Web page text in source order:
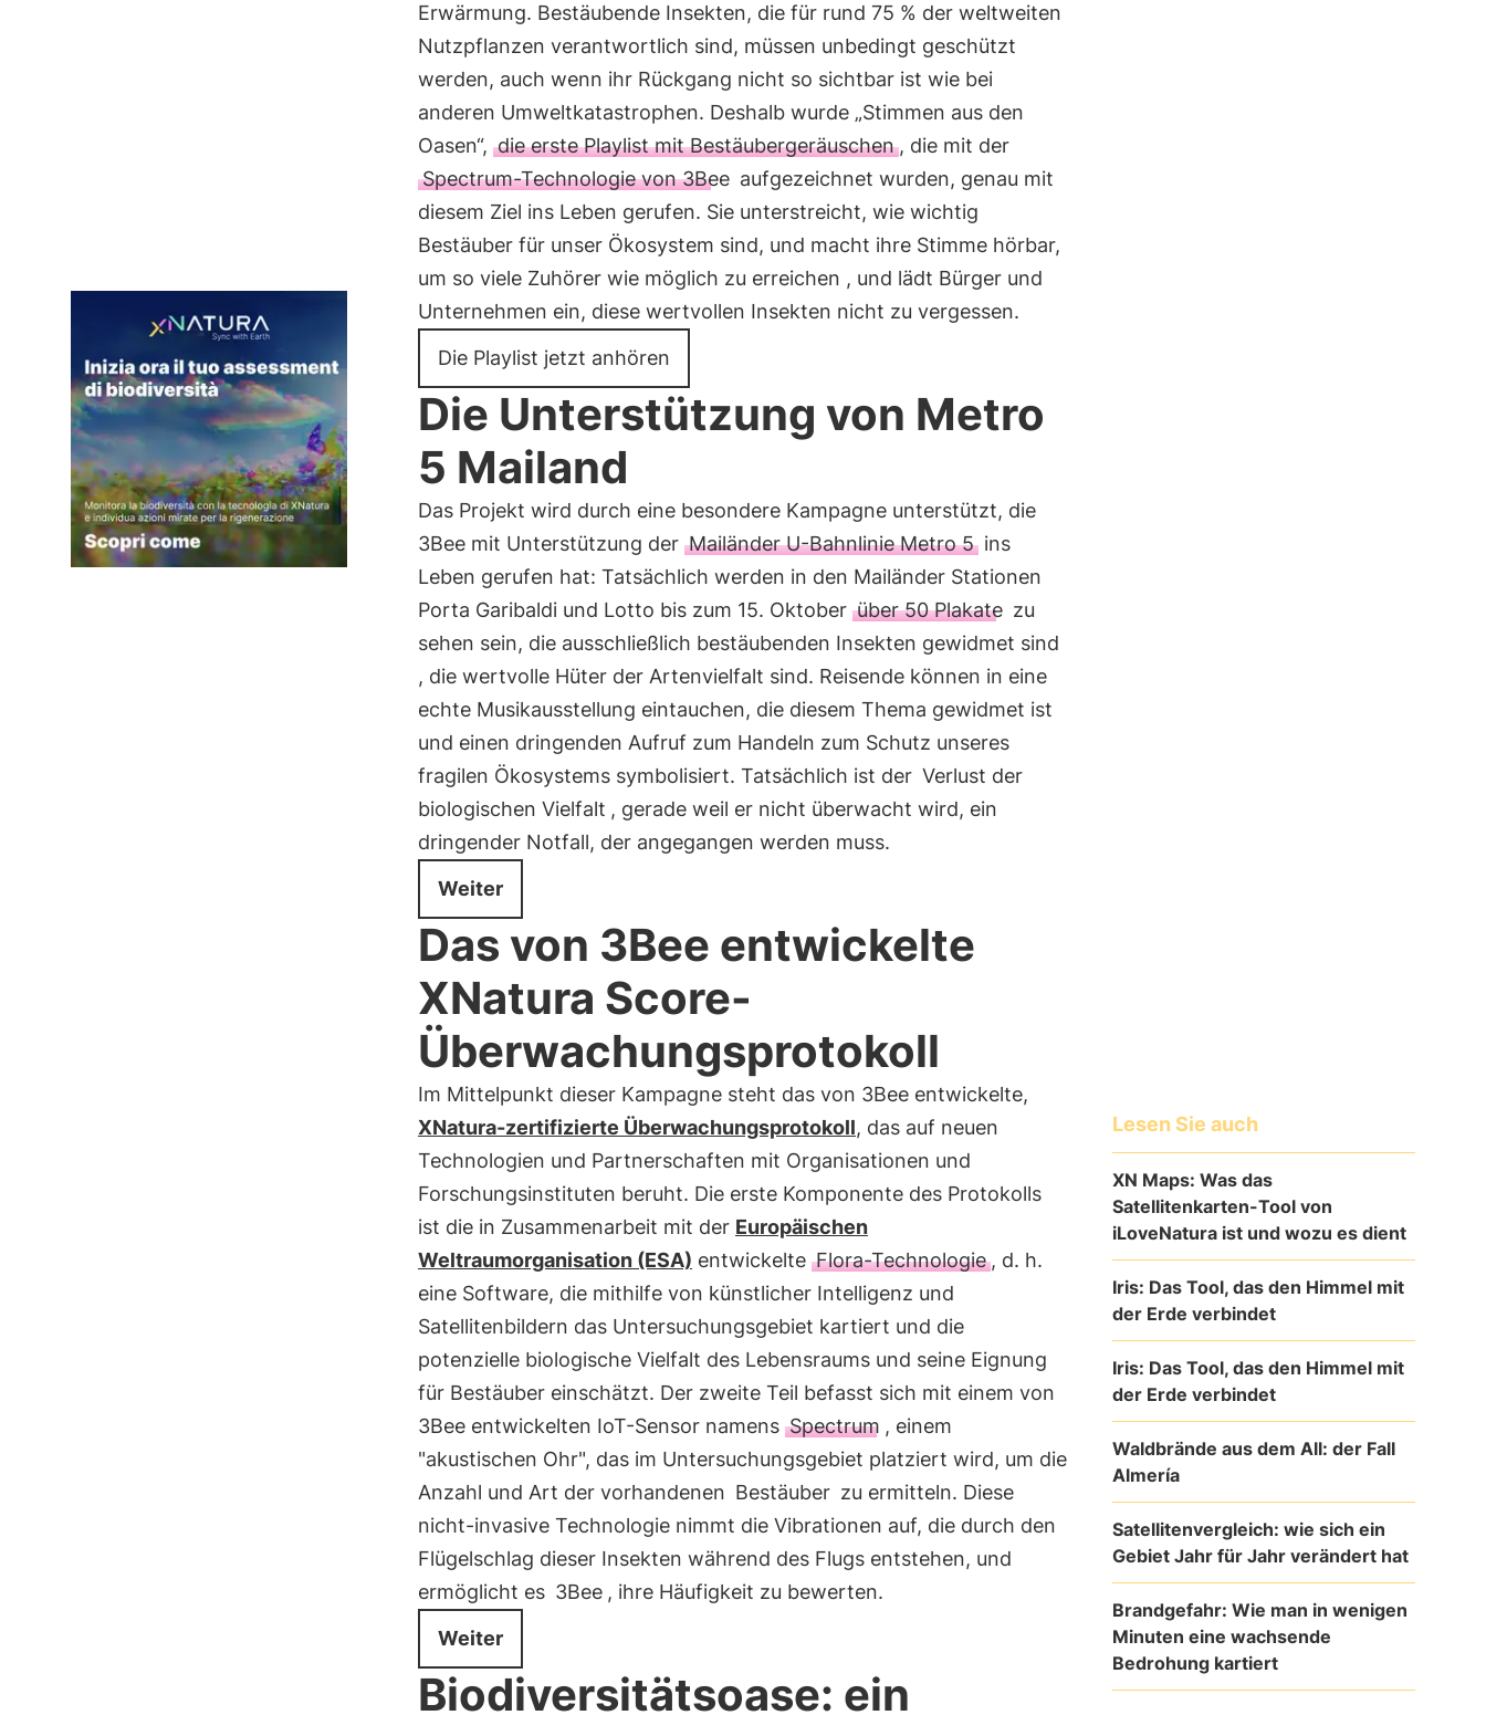
Erwärmung. Bestäubende Insekten, die für rund 75 % der weltweiten
Nutzpflanzen verantwortlich sind, müssen unbedingt geschützt
werden, auch wenn ihr Rückgang nicht so sichtbar ist wie bei
anderen Umweltkatastrophen. Deshalb wurde „Stimmen aus den
Oasen“, die erste Playlist mit Bestäubergeräuschen, die mit der
Spectrum-Technologie von 3Bee aufgezeichnet wurden, genau mit
diesem Ziel ins Leben gerufen. Sie unterstreicht, wie wichtig
Bestäuber für unser Ökosystem sind, und macht ihre Stimme hörbar,
um so viele Zuhörer wie möglich zu erreichen , und lädt Bürger und
Unternehmen ein, diese wertvollen Insekten nicht zu vergessen.
Die Playlist jetzt anhören
Die Unterstützung von Metro
5 Mailand
Das Projekt wird durch eine besondere Kampagne unterstützt, die
3Bee mit Unterstützung der Mailänder U-Bahnlinie Metro 5ins
Leben gerufen hat: Tatsächlich werden in den Mailänder Stationen
Porta Garibaldi und Lotto bis zum 15. Oktober über 50 Plakate zu
sehen sein, die ausschließlich bestäubenden Insekten gewidmet sind
, die wertvolle Hüter der Artenvielfalt sind. Reisende können in eine
echte Musikausstellung eintauchen, die diesem Thema gewidmet ist
und einen dringenden Aufruf zum Handeln zum Schutz unseres
fragilen Ökosystems symbolisiert. Tatsächlich ist der Verlust der
biologischen Vielfalt , gerade weil er nicht überwacht wird, ein
dringender Notfall, der angegangen werden muss.
Weiter
Das von 3Bee entwickelte
XNatura Score-
Überwachungsprotokoll
Im Mittelpunkt dieser Kampagne steht das von 3Bee entwickelte,
XNatura-zertifizierte Überwachungsprotokoll, das auf neuen
Technologien und Partnerschaften mit Organisationen und
Forschungsinstituten beruht. Die erste Komponente des Protokolls
ist die in Zusammenarbeit mit der Europäischen
Weltraumorganisation (ESA) entwickelte Flora-Technologie, d. h.
eine Software, die mithilfe von künstlicher Intelligenz und
Satellitenbildern das Untersuchungsgebiet kartiert und die
potenzielle biologische Vielfalt des Lebensraums und seine Eignung
für Bestäuber einschätzt. Der zweite Teil befasst sich mit einem von
3Bee entwickelten IoT-Sensor namens Spectrum , einem
"akustischen Ohr", das im Untersuchungsgebiet platziert wird, um die
Anzahl und Art der vorhandenen Bestäuber zu ermitteln. Diese
nicht-invasive Technologie nimmt die Vibrationen auf, die durch den
Flügelschlag dieser Insekten während des Flugs entstehen, und
ermöglicht es 3Bee , ihre Häufigkeit zu bewerten.
Weiter
Biodiversitätsoase: ein
Lesen Sie auch
XN Maps: Was das
Satellitenkarten-Tool von
iLoveNatura ist und wozu es dient
Iris: Das Tool, das den Himmel mit
der Erde verbindet
Iris: Das Tool, das den Himmel mit
der Erde verbindet
Waldbrände aus dem All: der Fall
Almería
Satellitenvergleich: wie sich ein
Gebiet Jahr für Jahr verändert hat
Brandgefahr: Wie man in wenigen
Minuten eine wachsende
Bedrohung kartiert